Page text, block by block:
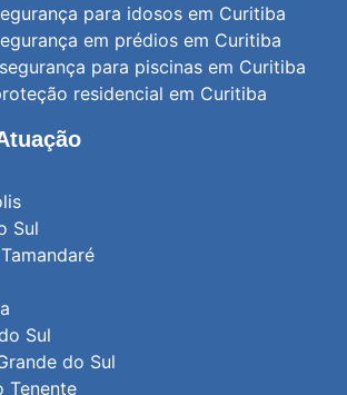
para idosos em Curitiba
em prédios em Curitiba
para piscinas em Curitiba
residencial em Curitiba
Sul
Sul
do Sul
Tenente